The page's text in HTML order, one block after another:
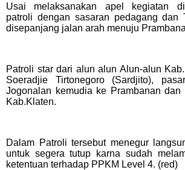
Usai melaksanakan apel kegiatan
patroli dengan sasaran pedagang dan
disepanjang jalan arah menuju
Patroli star dari alun alun Alun-alun
Soeradjie Tirtonegoro (Sardjito),
Jogonalan kemudia ke Prambanan
Kab.Klaten.
Dalam Patroli tersebut menegur
untuk segera tutup karna sudah
ketentuan terhadap PPKM Level 4. (red)